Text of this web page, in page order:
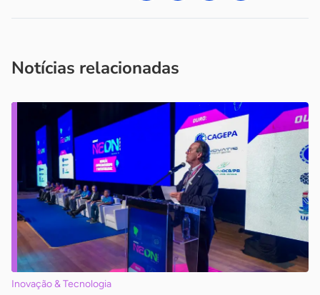
Notícias relacionadas
Inovação & Tecnologia